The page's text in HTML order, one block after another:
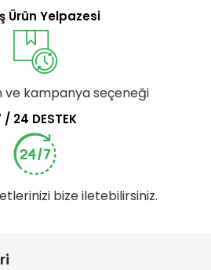
Ürün Yelpazesi
ve kampanya seçeneği
/ 24 DESTEK
bize iletebilirsiniz.